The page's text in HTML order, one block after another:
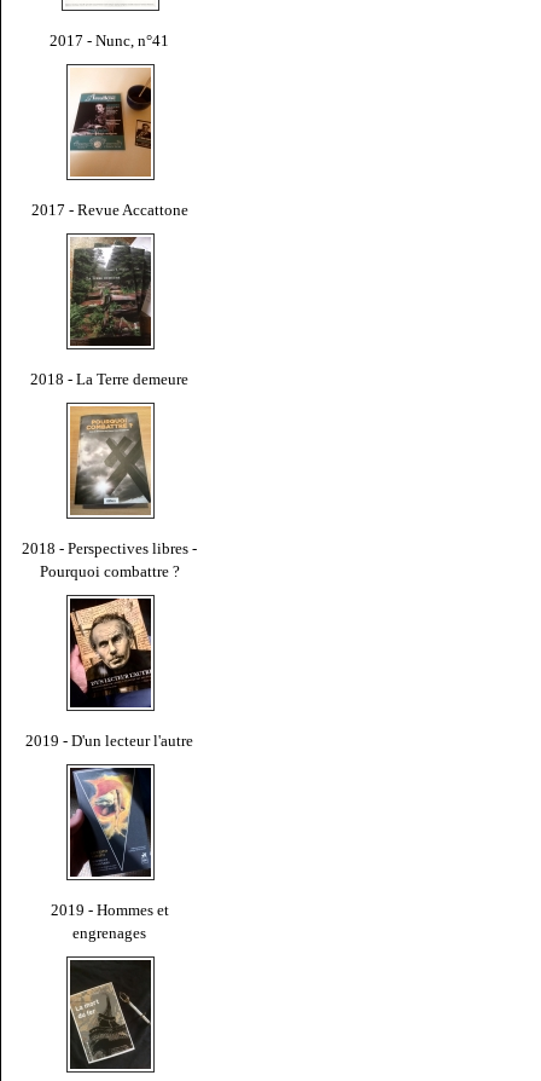
2017 - Nunc, n°41
2017 - Revue Accattone
2018 - La Terre demeure
2018 - Perspectives libres -
Pourquoi combattre ?
2019 - D'un lecteur l'autre
2019 - Hommes et
engrenages